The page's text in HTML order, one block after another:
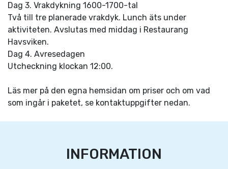
Dag 3. Vrakdykning 1600-1700-tal
Två till tre planerade vrakdyk. Lunch äts under
aktiviteten. Avslutas med middag i Restaurang
Havsviken.
Dag 4. Avresedagen
Utcheckning klockan 12:00.
Läs mer på den egna hemsidan om priser och om vad
som ingår i paketet, se kontaktuppgifter nedan.
INFORMATION